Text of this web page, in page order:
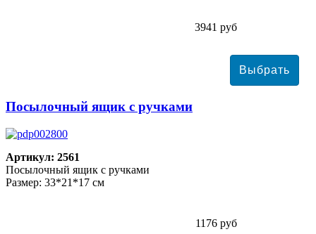
3941 руб
Посылочный ящик с ручками
Артикул: 2561
Посылочный ящик с ручками
Размер: 33*21*17 см
1176 руб